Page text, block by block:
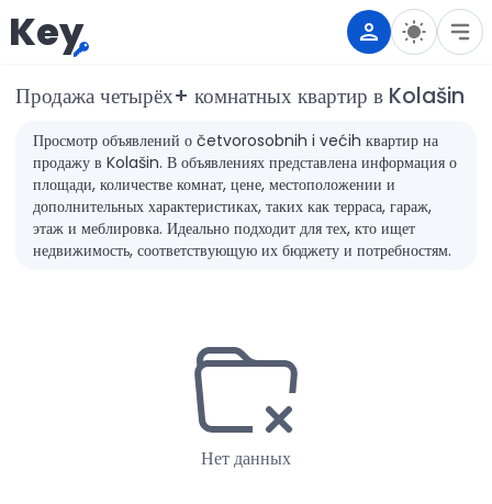
Key
Продажа четырёх+ комнатных квартир в Kolašin
Просмотр объявлений о četvorosobnih i većih квартир на
продажу в Kolašin. В объявлениях представлена информация о
площади, количестве комнат, цене, местоположении и
дополнительных характеристиках, таких как терраса, гараж,
этаж и меблировка. Идеально подходит для тех, кто ищет
недвижимость, соответствующую их бюджету и потребностям.
Нет данных